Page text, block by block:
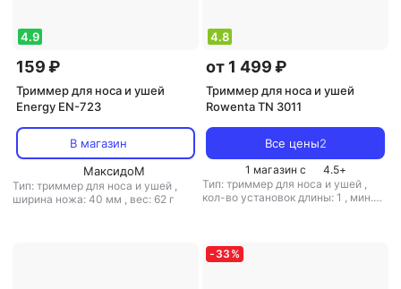
4.9
159 ₽
Триммер для носа и ушей
Energy EN-723
В магазин
МаксидоМ
Тип: триммер для носа и ушей ,
ширина ножа: 40 мм , вес: 62 г
4.8
от 1 499 ₽
Триммер для носа и ушей
Rowenta TN 3011
Все цены2
1 магазин с 4.5+
Тип: триммер для носа и ушей ,
кол-во установок длины: 1 , мин.
- 33 %